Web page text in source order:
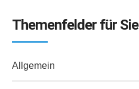
Themenfelder für Sie
Allgemein